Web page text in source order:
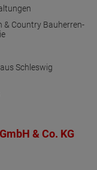
& Country Bauherren-
Schleswig
& Co. KG